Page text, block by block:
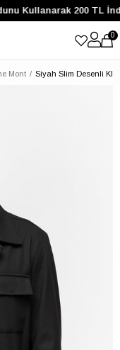
Kullanarak 200 TL
0
Mont Siyah Slim Desenli